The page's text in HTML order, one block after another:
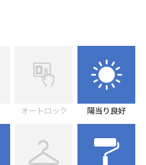
オートロック 陽当り良好